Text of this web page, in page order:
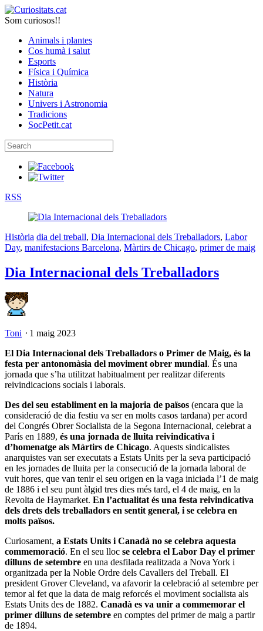
Som curiosos!!
Animals i plantes
Cos humà i salut
Esports
Física i Química
Història
Natura
Univers i Astronomia
Tradicions
SocPetit.cat
RSS
Història dia del treball, Dia Internacional dels Treballadors, Labor
Day, manifestacions Barcelona, Màrtirs de Chicago, primer de maig
Dia Internacional dels Treballadors
Toni ⋅ 1 maig 2023
El Dia Internacional dels Treballadors o Primer de Maig, és la
festa per antonomàsia del moviment obrer mundial. És una
jornada que s’ha utilitzat habitualment per realitzar diferents
reivindicacions socials i laborals.
Des del seu establiment en la majoria de països (encara que la
consideració de dia festiu va ser en molts casos tardana) per acord
del Congrés Obrer Socialista de la Segona Internacional, celebrat a
París en 1889, és una jornada de lluita reivindicativa i
d’homenatge als Màrtirs de Chicago. Aquests sindicalistes
anarquistes van ser executats a Estats Units per la seva participació
en les jornades de lluita per la consecució de la jornada laboral de
vuit hores, que van tenir el seu origen en la vaga iniciada l’1 de maig
de 1886 i el seu punt àlgid tres dies més tard, el 4 de maig, en la
Revolta de Haymarket. En l’actualitat és una festa reivindicativa
dels drets dels treballadors en sentit general, i se celebra en
molts països.
Curiosament, a Estats Units i Canadà no se celebra aquesta
commemoració. En el seu lloc se celebra el Labor Day el primer
dilluns de setembre en una desfilada realitzada a Nova York i
organitzada per la Noble Ordre dels Cavallers del Treball. El
president Grover Cleveland, va afavorir la celebració al setembre per
temor al fet que la data de maig reforcés el moviment socialista als
Estats Units des de 1882. Canadà es va unir a commemorar el
primer dilluns de setembre en comptes del primer de maig a partir
de 1894.